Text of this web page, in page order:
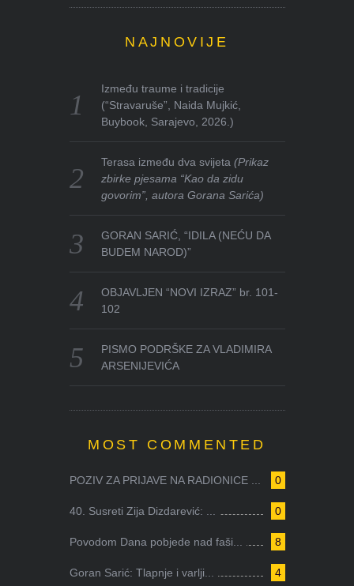
NAJNOVIJE
Između traume i tradicije
(“Stravaruše”, Naida Mujkić,
Buybook, Sarajevo, 2026.)
Terasa između dva svijeta(Prikaz
zbirke pjesama “Kao da zidu
govorim”, autora Gorana Sarića)
GORAN SARIĆ, “IDILA (NEĆU DA
BUDEM NAROD)”
OBJAVLJEN “NOVI IZRAZ” br. 101-
102
PISMO PODRŠKE ZA VLADIMIRA
ARSENIJEVIĆA
MOST COMMENTED
0
POZIV ZA PRIJAVE NA RADIONICE ...
0
40. Susreti Zija Dizdarević: ...
8
Povodom Dana pobjede nad faši...
4
Goran Sarić: Tlapnje i varlji...